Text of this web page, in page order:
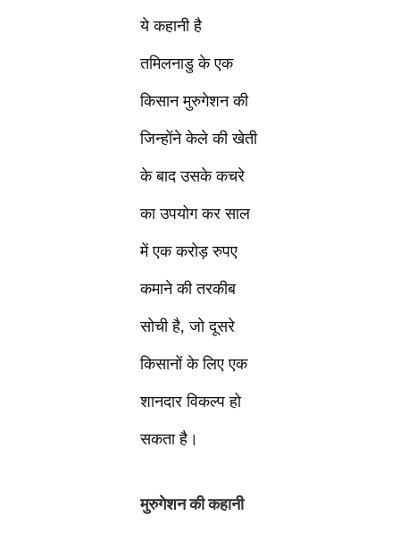
ये कहानी है
तमिलनाडु के एक
किसान मुरुगेशन की
जिन्होंने केले की खेती
के बाद उसके कचरे
का उपयोग कर साल
में एक करोड़ रुपए
कमाने की तरकीब
सोची है, जो दूसरे
किसानों के लिए एक
शानदार विकल्प हो
सकता है।
मुरुगेशन की कहानी